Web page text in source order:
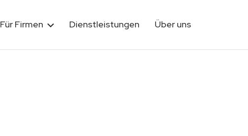
Für Firmen Dienstleistungen Über uns